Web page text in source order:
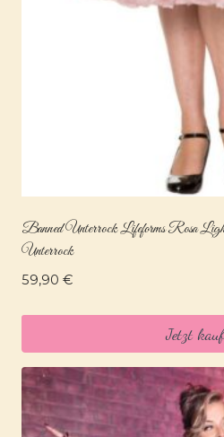
Banned Unterrock Lifeforms Rosa
Unterrock
59,90 €
Jetzt